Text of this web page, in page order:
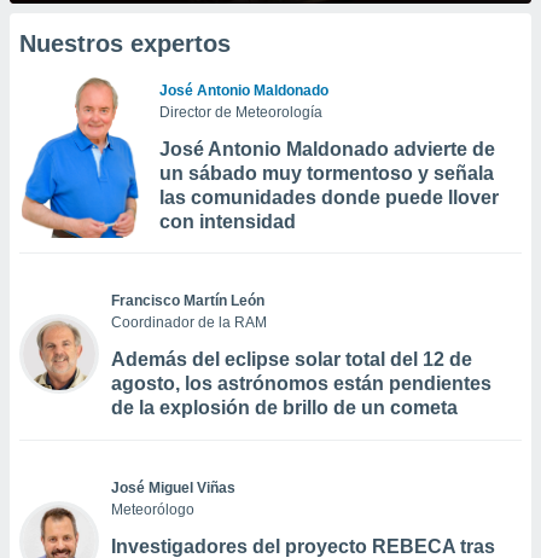
Nuestros expertos
José Antonio Maldonado
Director de Meteorología
José Antonio Maldonado advierte de
un sábado muy tormentoso y señala
las comunidades donde puede llover
con intensidad
Francisco Martín León
Coordinador de la RAM
Además del eclipse solar total del 12 de
agosto, los astrónomos están pendientes
de la explosión de brillo de un cometa
José Miguel Viñas
Meteorólogo
Investigadores del proyecto REBECA tras